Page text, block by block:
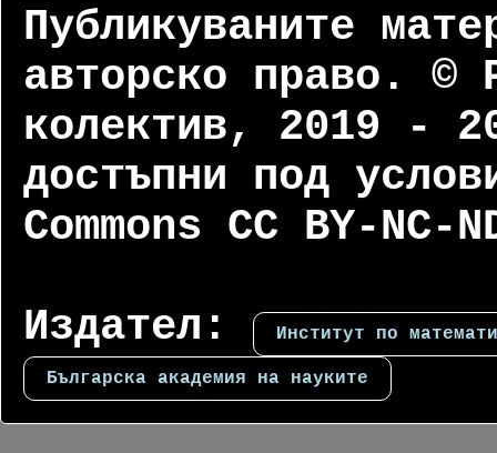
Публикуваните
авторско право. ©
колектив, 2019 -
достъпни под
Commons CC BY-
Издател:
Институт по
Българска академия на науките